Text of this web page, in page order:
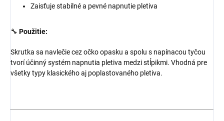
Zaisťuje stabilné a pevné napnutie pletiva
🔧 Použitie:
Skrutka sa navlečie cez očko opasku a spolu s napínacou tyčou
tvorí účinný systém napnutia pletiva medzi stĺpikmi. Vhodná pre
všetky typy klasického aj poplastovaného pletiva.